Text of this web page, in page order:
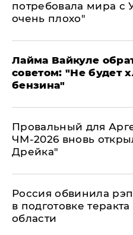
потребовала мира с
очень плохо"
Лайма Вайкуле
советом: "Не будет
бензина"
Провальный для
ЧМ-2026 вновь
Дрейка"
Россия обвинила
в подготовке
области